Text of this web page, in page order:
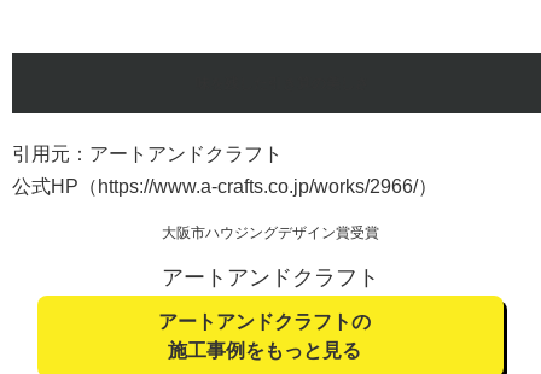
引用元：アートアンドクラフト
公式HP（https://www.a-crafts.co.jp/works/2966/）
大阪市ハウジングデザイン賞受賞
アートアンドクラフト
アートアンドクラフトの
施工事例をもっと見る